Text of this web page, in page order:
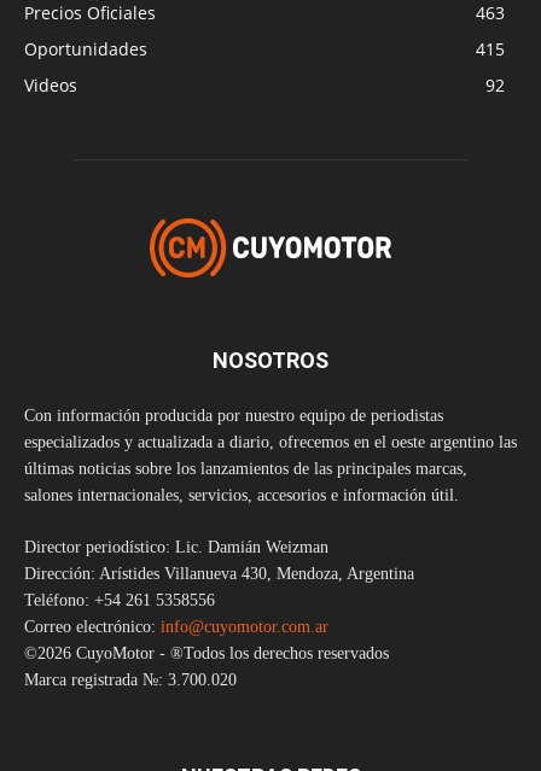
Precios Oficiales
463
Oportunidades
415
Videos
92
NOSOTROS
Con información producida por nuestro equipo de periodistas
especializados y actualizada a diario, ofrecemos en el oeste argentino las
últimas noticias sobre los lanzamientos de las principales marcas,
salones internacionales, servicios, accesorios e información útil.
Director periodístico: Lic. Damián Weizman
Dirección: Arístides Villanueva 430, Mendoza, Argentina
Teléfono: +54 261 5358556
Correo electrónico: info@cuyomotor.com.ar
©2026 CuyoMotor - ®Todos los derechos reservados
Marca registrada №: 3.700.020